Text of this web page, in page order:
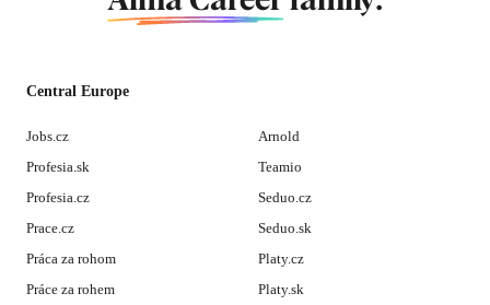
Central Europe
Jobs.cz
Profesia.sk
Profesia.cz
Prace.cz
Práca za rohom
Práce za rohem
Arnold
Teamio
Seduo.cz
Seduo.sk
Platy.cz
Platy.sk